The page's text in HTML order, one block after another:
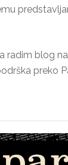
radim blog
preko